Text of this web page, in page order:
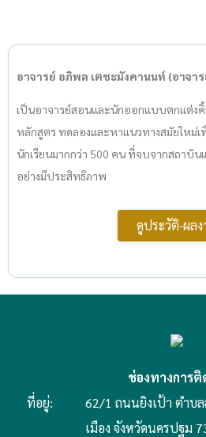
อาจารย์ อภิพล เตชะมังคานนท์ (อาจา
เป็นอาจารย์สอนและนักออกแบบตกแต่
หลักสูตร ทดลองและหาแนวทางสมัยใหม่เ
นักเรียนมากกว่า 500 คน ที่จบจากสถาบั
อย่างมีประสิทธิภาพ
ดูประวัติ-ผล
ช่องทางการติ
ที่อยู่:
62/1 ถนนยิงเป้า ตำบ
เมือง จังหวัดนครปฐม